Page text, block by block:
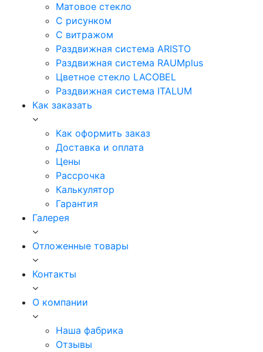
Матовое стекло
C рисунком
C витражом
Раздвижная система ARISTO
Раздвижная система RAUMplus
Цветное стекло LACOBEL
Раздвижная система ITALUM
Как заказать
Как оформить заказ
Доставка и оплата
Цены
Рассрочка
Калькулятор
Гарантия
Галерея
Отложенные товары
Контакты
О компании
Наша фабрика
Отзывы